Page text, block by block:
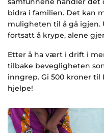
bidra i familien. Det kan
muligheten til å gå igjen.
fortsatt å krype, alene
Etter å ha vært i drift i
tilbake bevegligheten
inngrep. Gi 500 kroner til
hjelpe!